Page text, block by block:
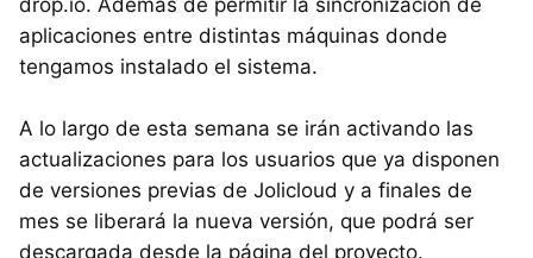
aplicaciones entre distintas máquinas donde
tengamos instalado el sistema.
A lo largo de esta semana se irán activando las
actualizaciones para los usuarios que ya disponen
de versiones previas de Jolicloud y a finales de
mes se liberará la nueva versión, que podrá ser
descargada desde la página del proyecto.